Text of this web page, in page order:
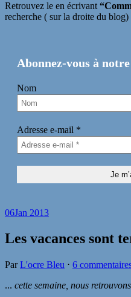
Retrouvez le en écrivant
recherche ( sur la droite du blog)
Abonnez-vous à
Nom
Adresse e-mail *
06Jan 2013
Les vacances sont
ParL'ocre Bleu ⋅ 6
... cette semaine, nous